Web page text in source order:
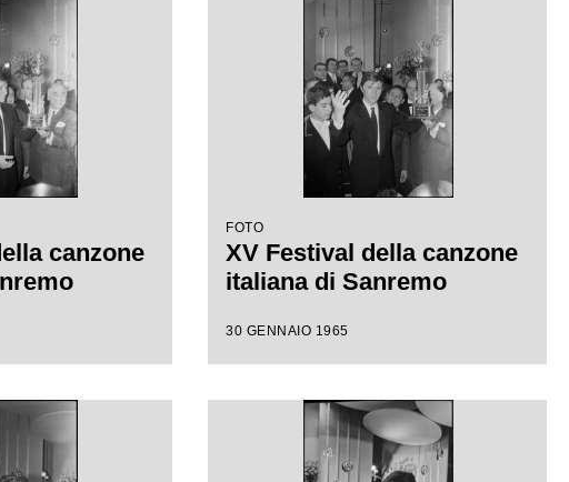
canzone
FOTO
XV Festival della canzone
italiana di Sanremo
30 GENNAIO 1965